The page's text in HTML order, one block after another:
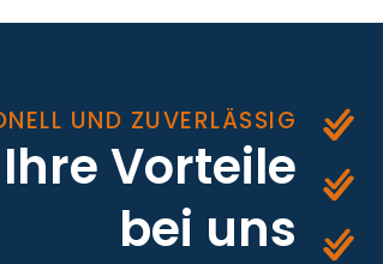
UND ZUVERLÄSSIG
Ihre Vorteile
bei uns